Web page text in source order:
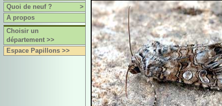
Quoi de neuf ?
>
A propos
Choisir un
département >>
Espace Papillons >>